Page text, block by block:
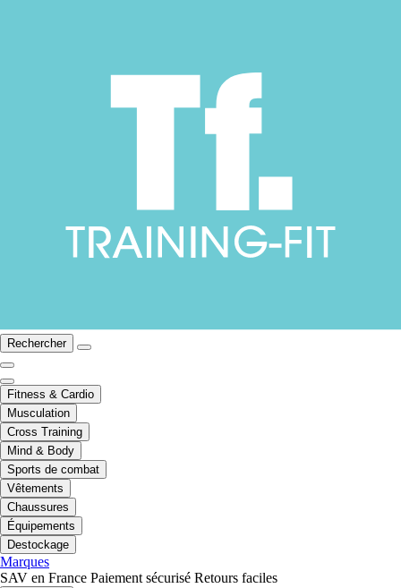
Rechercher
Fitness & Cardio
Musculation
Cross Training
Mind & Body
Sports de combat
Vêtements
Chaussures
Équipements
Destockage
Marques
SAV en France Paiement sécurisé Retours faciles